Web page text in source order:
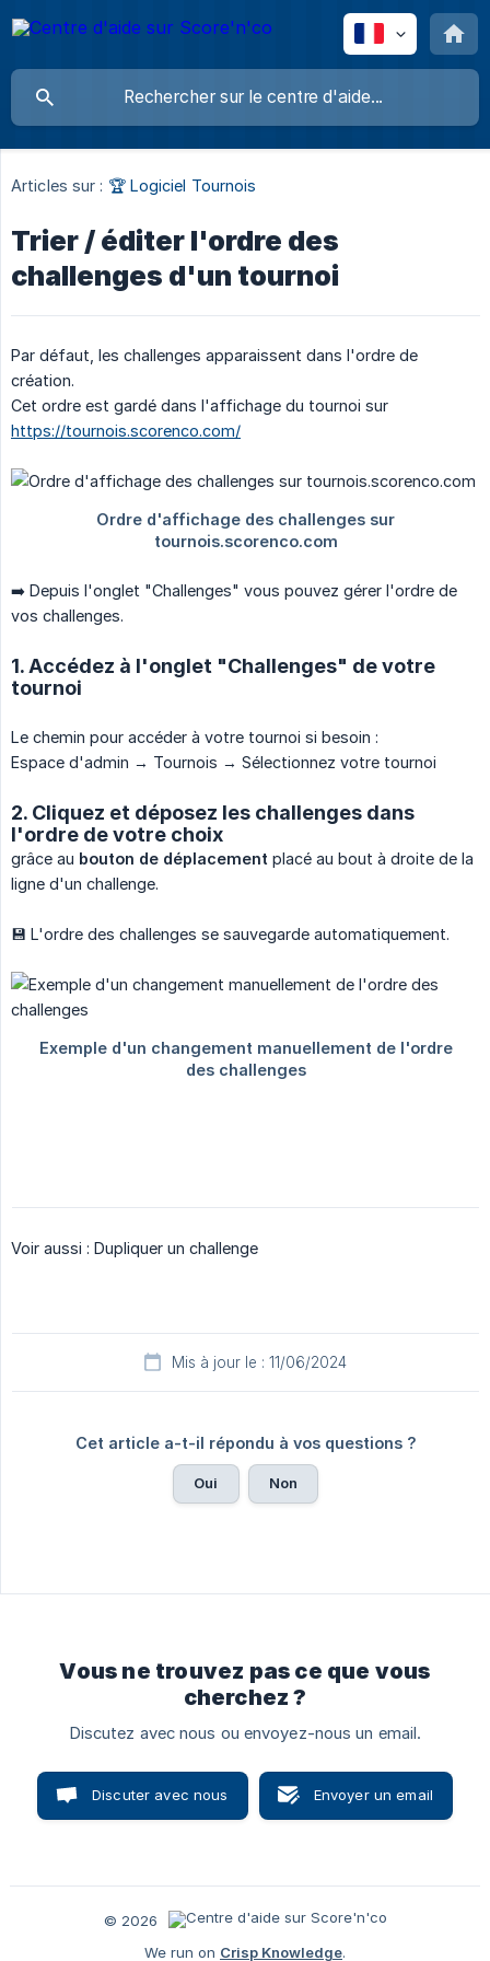
Articles sur : 🏆 Logiciel Tournois
Trier / éditer l'ordre des
challenges d'un tournoi
Par défaut, les challenges apparaissent dans l'ordre de
création.
Cet ordre est gardé dans l'affichage du tournoi sur
https://tournois.scorenco.com/
➡️ Depuis l'onglet "Challenges" vous pouvez gérer l'ordre de
vos challenges.
1. Accédez à l'onglet "Challenges" de votre
tournoi
Le chemin pour accéder à votre tournoi si besoin :
Espace d'admin → Tournois → Sélectionnez votre tournoi
2. Cliquez et déposez les challenges dans
l'ordre de votre choix
grâce au bouton de déplacement placé au bout à droite de la
ligne d'un challenge.
💾 L'ordre des challenges se sauvegarde automatiquement.
Voir aussi : Dupliquer un challenge
Mis à jour le : 11/06/2024
Cet article a-t-il répondu à vos questions ?
Oui Non
Vous ne trouvez pas ce que vous
cherchez ?
Discutez avec nous ou envoyez-nous un email.
Discuter avec nous Envoyer un email
© 2026
We run on Crisp Knowledge.